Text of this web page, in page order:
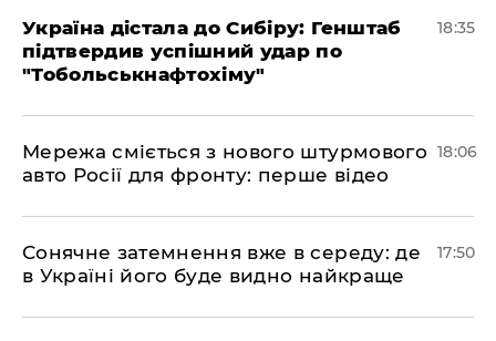
​Україна дістала до Сибіру: Генштаб
підтвердив успішний удар по
"Тобольськнафтохіму"
18:35
​Мережа сміється з нового штурмового
авто Росії для фронту: перше відео
18:06
​Сонячне затемнення вже в середу: де
в Україні його буде видно найкраще
17:50